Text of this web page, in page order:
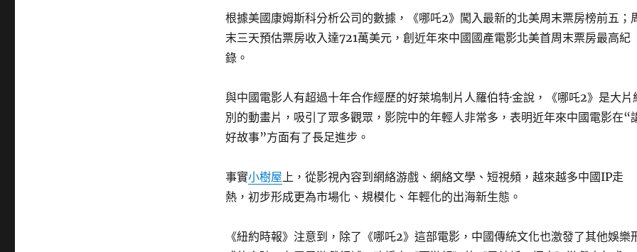
根據美國康姆斯科分析公司的數據，《哪吒2》闖入最新的北美周末票房榜前五；
末三天預估票房收入達721萬美元，創近年來中國國產電影北美首周末票房最高紀
錄。
與中國電影人有超過十年合作經歷的好萊塢制片人羅伯特·金說，《哪吒2》是大片
別的動畫片，吸引了眾多觀眾，影院中的年輕人非常多，表明近年來中國電影在“
好故事”方面有了長足進步。
事實小樹屋上，從影視內容到網絡游戲、網絡文學、短視頻，越來越多中國IP走
熱，初步形成更為市場化、規模化、年輕化的出海新生態。
《紐約時報》注意到，除了《哪吒2》這部電影，中國傳統文化也激發了其他娛樂